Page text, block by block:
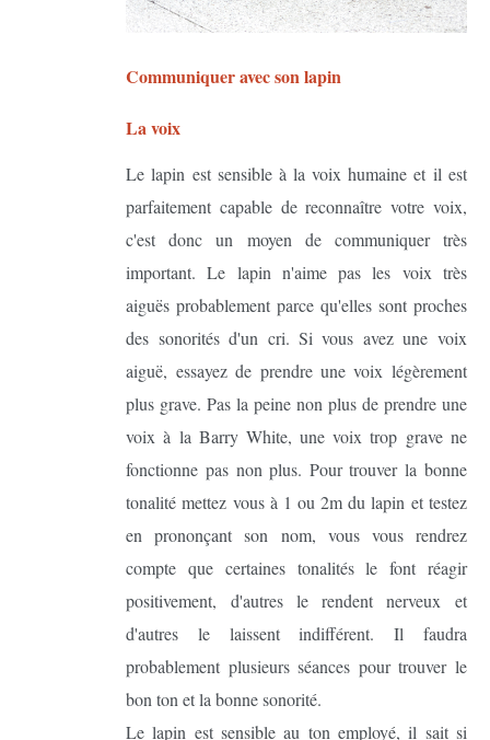
Communiquer avec son lapin
La voix
Le lapin est sensible à la voix humaine et il est
parfaitement capable de reconnaître votre voix,
c'est donc un moyen de communiquer très
important. Le lapin n'aime pas les voix très
aiguës probablement parce qu'elles sont proches
des sonorités d'un cri. Si vous avez une voix
aiguë, essayez de prendre une voix légèrement
plus grave. Pas la peine non plus de prendre une
voix à la Barry White, une voix trop grave ne
fonctionne pas non plus. Pour trouver la bonne
tonalité mettez vous à 1 ou 2m du lapin et testez
en prononçant son nom, vous vous rendrez
compte que certaines tonalités le font réagir
positivement, d'autres le rendent nerveux et
d'autres le laissent indifférent. Il faudra
probablement plusieurs séances pour trouver le
bon ton et la bonne sonorité.
Le lapin est sensible au ton employé, il sait si